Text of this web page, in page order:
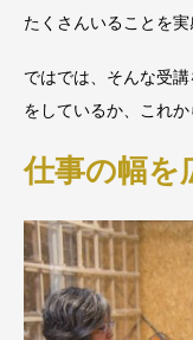
たくさんいることを実
ではでは、そんな受
をしているか、これ
仕事の幅を